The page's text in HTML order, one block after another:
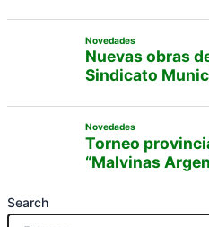
Novedades
Nuevas obras
Sindicato
Novedades
Torneo
“Malvinas
Search